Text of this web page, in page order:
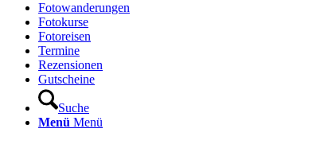
Fotowanderungen
Fotokurse
Fotoreisen
Termine
Rezensionen
Gutscheine
Suche
Menü Menü